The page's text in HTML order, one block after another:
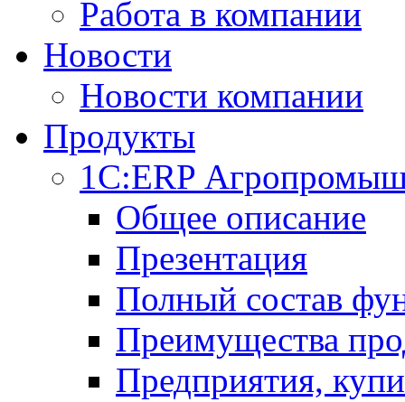
Работа в компании
Новости
Новости компании
Продукты
1С:ERP
Общее описание
Презентация
Полный состав
Преимущества
Предприятия,